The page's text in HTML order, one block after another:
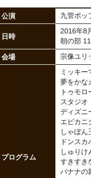
公演 九管ポッ
日時
2016年8
朝の部
会場 宗像ユリ
プログラム
ミッキー
夢をかな
トゥモ
スタジオ
ディズニ
エビカニ
しゃぼん
ドンス
しゅりけ
すきすき
バナナの